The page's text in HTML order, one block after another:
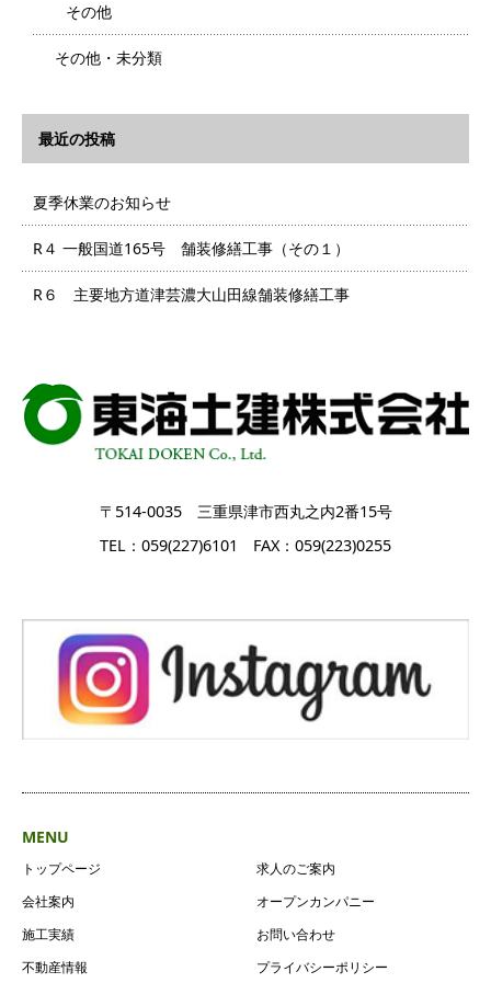
その他
その他・未分類
最近の投稿
夏季休業のお知らせ
R４ 一般国道165号 舗装修繕工事（その１）
R６ 主要地方道津芸濃大山田線舗装修繕工事
〒514-0035 三重県津市西丸之内2番15号
TEL：059(227)6101 FAX：059(223)0255
MENU
トップページ
会社案内
施工実績
不動産情報
求人のご案内
オープンカンパニー
お問い合わせ
プライバシーポリシー